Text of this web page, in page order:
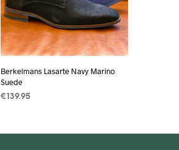
Berkelmans Lasarte Navy Marino
Suede
€ 139.95